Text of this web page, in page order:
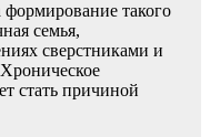
такого
семья,
сверстниками и
стать причиной